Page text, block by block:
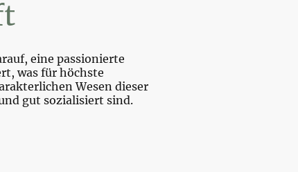
eine passionierte
was für höchste
Wesen dieser
gut sozialisiert sind.